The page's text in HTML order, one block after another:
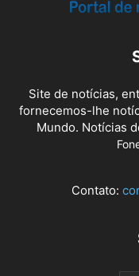
Site de notícias,
fornecemos-lhe
Mundo. Notícias
Contato: